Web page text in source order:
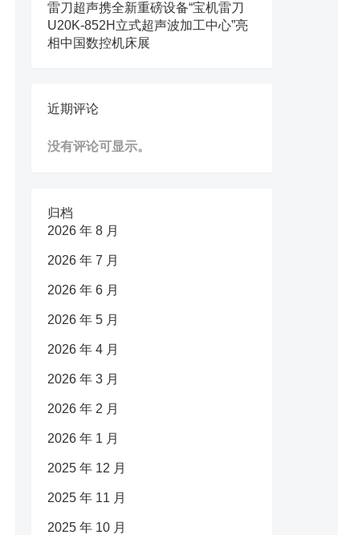
雷刀超声携全新重磅设备“宝机雷刀
U20K-852H立式超声波加工中心”亮
相中国数控机床展
近期评论
没有评论可显示。
归档
2026 年 8 月
2026 年 7 月
2026 年 6 月
2026 年 5 月
2026 年 4 月
2026 年 3 月
2026 年 2 月
2026 年 1 月
2025 年 12 月
2025 年 11 月
2025 年 10 月